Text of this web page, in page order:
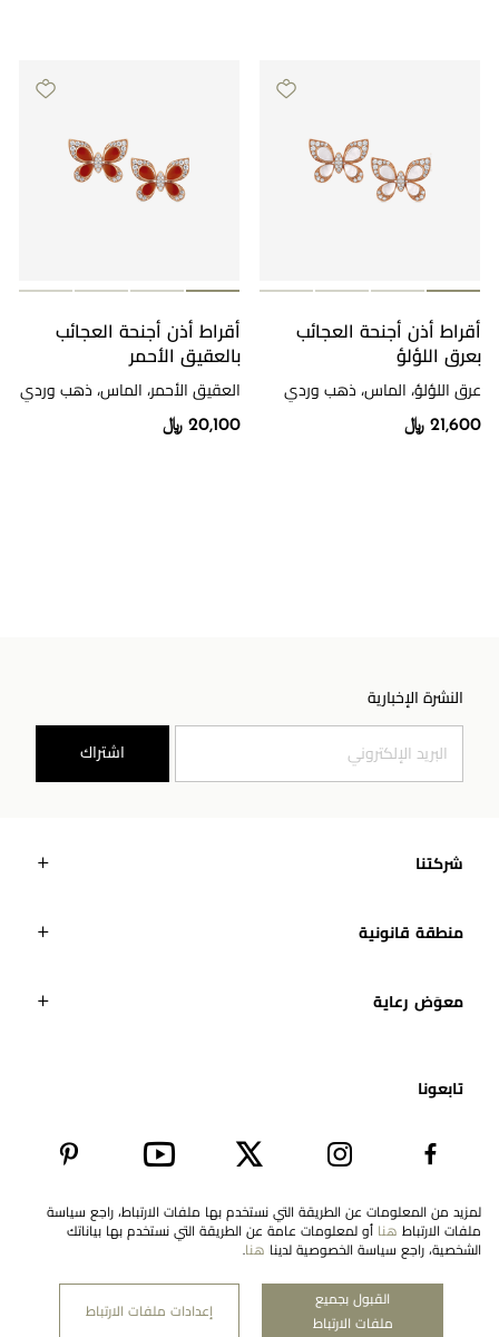
أقراط أذن أجنحة العجائب
بعرق اللؤلؤ
عرق اللؤلؤ، الماس، ذهب وردي
21,600 ﷼
أقراط أذن أجنحة العجائب
بالعقيق الأحمر
العقيق الأحمر، الماس، ذهب وردي
20,100 ﷼
النشرة الإخبارية
اشتراك
شركتنا
منطقة قانونية
معوَض رعاية
تابعونا​
Saudi Arabia
EN
لمزيد من المعلومات عن الطريقة التي نستخدم بها ملفات الارتباط، راجع سياسة
ملفات الارتباط هنا
أو لمعلومات عامة عن الطريقة التي نستخدم بها بياناتك
الشخصية، راجع سياسة الخصوصية لدينا هنا.
القبول بجميع
ملفات الارتباط
إعدادات ملفات الارتباط